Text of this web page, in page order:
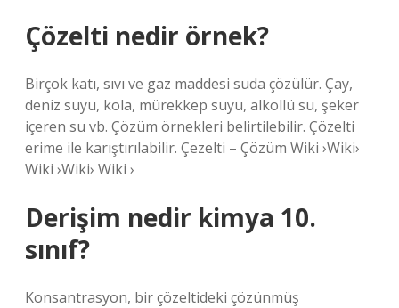
Çözelti nedir örnek?
Birçok katı, sıvı ve gaz maddesi suda çözülür. Çay,
deniz suyu, kola, mürekkep suyu, alkollü su, şeker
içeren su vb. Çözüm örnekleri belirtilebilir. Çözelti
erime ile karıştırılabilir. Çezelti – Çözüm Wiki ›Wiki›
Wiki ›Wiki› Wiki ›
Derişim nedir kimya 10.
sınıf?
Konsantrasyon, bir çözeltideki çözünmüş